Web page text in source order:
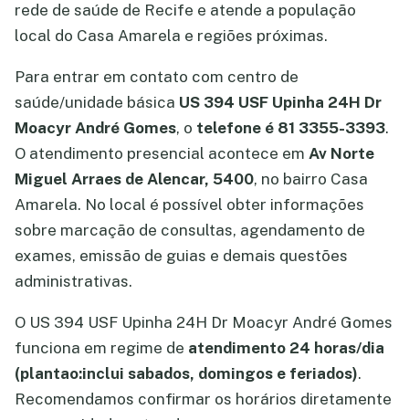
rede de saúde de Recife e atende a população
local do Casa Amarela e regiões próximas.
Para entrar em contato com centro de
saúde/unidade básica US 394 USF Upinha 24H Dr
Moacyr André Gomes, o telefone é 81 3355-3393.
O atendimento presencial acontece em Av Norte
Miguel Arraes de Alencar, 5400, no bairro Casa
Amarela. No local é possível obter informações
sobre marcação de consultas, agendamento de
exames, emissão de guias e demais questões
administrativas.
O US 394 USF Upinha 24H Dr Moacyr André Gomes
funciona em regime de atendimento 24 horas/dia
(plantao:inclui sabados, domingos e feriados).
Recomendamos confirmar os horários diretamente